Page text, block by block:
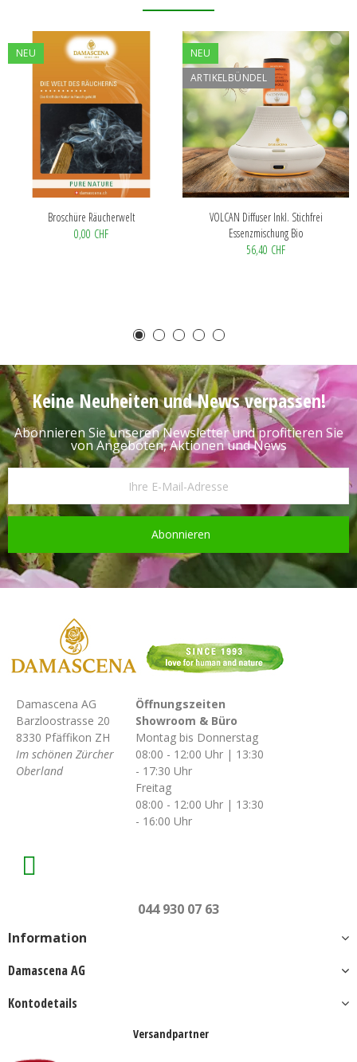
NEU
Broschüre Räucherwelt
0,00 CHF
NEU
ARTIKELBÜNDEL
VOLCAN Diffuser Inkl. Stichfrei
Essenzmischung Bio
56,40 CHF
Keine Neuheiten und News verpassen!
Abonnieren Sie unseren Newsletter und profitieren Sie
von Angeboten, Aktionen und News
Abonnieren
Damascena AG
Barzloostrasse 20
8330 Pfäffikon ZH
Im schönen Zürcher
Oberland
Öffnungszeiten
Showroom & Büro
Montag bis Donnerstag
08:00 - 12:00 Uhr | 13:30
- 17:30 Uhr
Freitag
08:00 - 12:00 Uhr | 13:30
- 16:00 Uhr
044 930 07 63
Information
Damascena AG
Kontodetails
Versandpartner